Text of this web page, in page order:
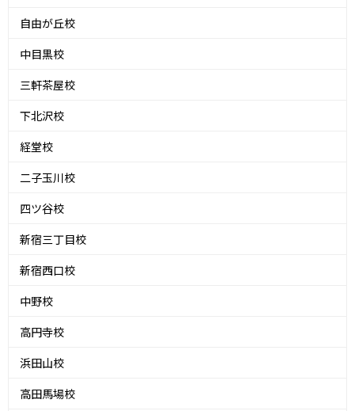
自由が丘校
中目黒校
三軒茶屋校
下北沢校
経堂校
二子玉川校
四ツ谷校
新宿三丁目校
新宿西口校
中野校
高円寺校
浜田山校
高田馬場校